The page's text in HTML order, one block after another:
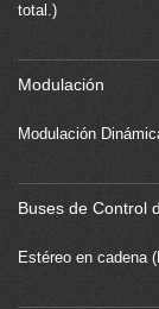
total.)
Modulación
Modulación
Buses de Control
Estéreo en cadena